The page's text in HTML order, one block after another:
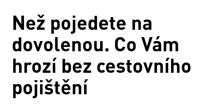
Než pojedete na
dovolenou. Co Vám
hrozí bez cestovního
pojištění